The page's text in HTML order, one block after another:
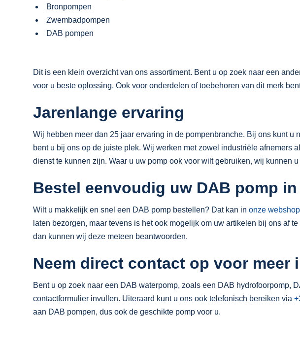
Bronpompen
Zwembadpompen
DAB pompen
Dit is een klein overzicht van ons assortiment. Bent u op zoek naar een
voor u beste oplossing. Ook voor onderdelen of toebehoren van dit merk
Jarenlange ervaring
Wij hebben meer dan 25 jaar ervaring in de pompenbranche. Bij ons kunt
bent u bij ons op de juiste plek. Wij werken met zowel industriële
dienst te kunnen zijn. Waar u uw pomp ook voor wilt gebruiken, wij kunnen
Bestel eenvoudig uw DAB pomp
Wilt u makkelijk en snel een DAB pomp bestellen? Dat kan in onze webshop
laten bezorgen, maar tevens is het ook mogelijk om uw artikelen bij ons af
dan kunnen wij deze meteen beantwoorden.
Neem direct contact op voor meer
Bent u op zoek naar een DAB waterpomp, zoals een DAB hydrofoorpomp,
contactformulier invullen. Uiteraard kunt u ons ook telefonisch bereiken via
aan DAB pompen, dus ook de geschikte pomp voor u.